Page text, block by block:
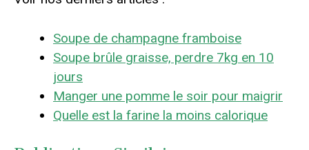
Soupe de champagne framboise
Soupe brûle graisse, perdre 7kg en 10
jours
Manger une pomme le soir pour maigrir
Quelle est la farine la moins calorique